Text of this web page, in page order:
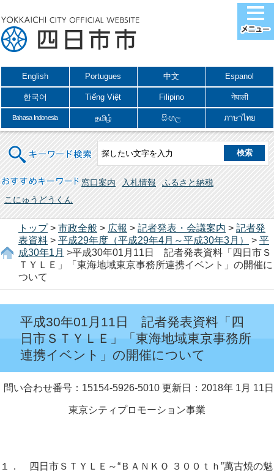
English Portugues 中文 Espanol
한국어 Tiếng Việt Filipino नेपाली
Bahasa Indonesia தமிழ் සිංහල ภาษาไทย
キーワード検索
おすすめキーワード 窓口案内 入札情報
ふるさと納税
こにゅうどうくん
トップ> 市政全般 > 広報 > 記者発表・会議案内 > 記者発
表資料 > 平成29年度（平成29年4月～平成30年3月） > 平
成30年1月 >平成30年01月11日 記者発表資料「四日市Ｓ
ＴＹＬＥ」「東海地域東京事務所連携イベント」の開催に
ついて
平成30年01月11日 記者発表資料「四
日市ＳＴＹＬＥ」「東海地域東京事務所
連携イベント」の開催について
問い合わせ番号：15154-5926-5010 更新日：2018年 1月 11日
東京シティプロモーション事業
１． 四日市ＳＴＹＬＥ～“ＢＡＮＫＯ ３００ｔｈ”萬古焼の魅